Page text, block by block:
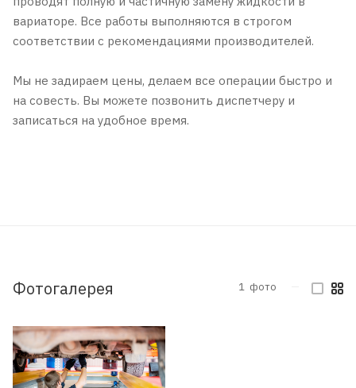
вариаторе. Все работы выполняются в строгом
соответствии с рекомендациями производителей.
Мы не задираем цены, делаем все операции быстро и
на совесть. Вы можете позвонить диспетчеру и
записаться на удобное время.
Фотогалерея 1 фото